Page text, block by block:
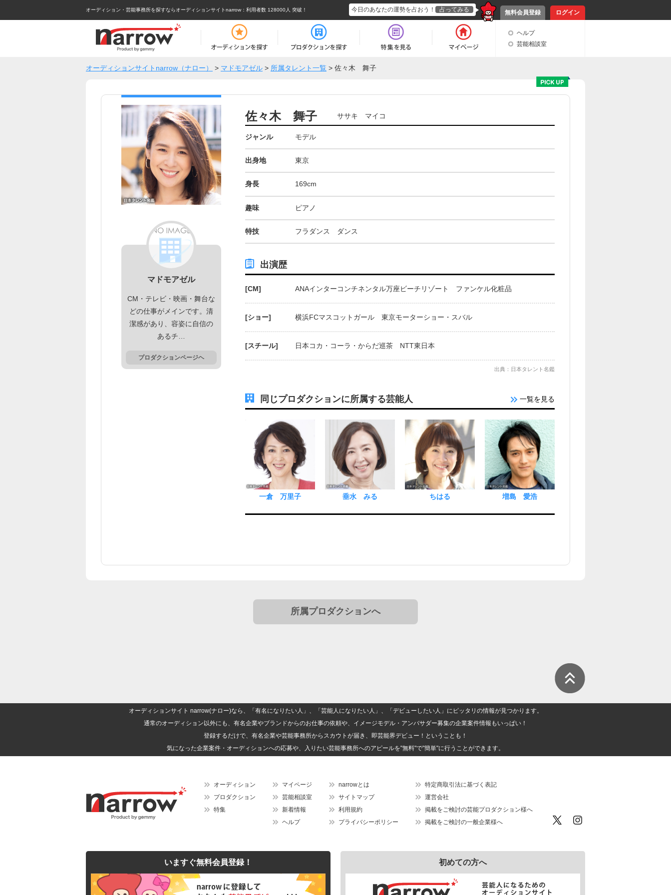
オーディション・芸能事務所を探すならオーディションサイトnarrow ：利用者数 128000人 突破！ 無料会員登録 ログイン
今日のあなたの運勢を占おう！ 占ってみる
ヘルプ
芸能相談室
オーディションサイトnarrow（ナロー） > マドモアゼル > 所属タレント一覧 > 佐々木 舞子
マドモアゼル
CM・テレビ・映画・舞台な
どの仕事がメインです。清
潔感があり、容姿に自信の
あるチ…
プロダクションページヘ
佐々木 舞子 ササキ マイコ
ジャンル モデル
出身地 東京
身長 169cm
趣味 ピアノ
特技 フラダンス ダンス
出演歴
[CM] ANAインターコンチネンタル万座ビーチリゾート ファンケル化粧品
[ショー] 横浜FCマスコットガール 東京モーターショー・スバル
[スチール] 日本コカ・コーラ・からだ巡茶 NTT東日本
出典：日本タレント名鑑
同じプロダクションに所属する芸能人 一覧を見る
一倉 万里子 垂水 みる ちはる 増島 愛浩
所属プロダクションへ
オーディションサイト narrow(ナロー)なら、「有名になりたい人」、「芸能人になりたい人」、「デビューしたい人」にピッタリの情報が見つかります。
通常のオーディション以外にも、有名企業やブランドからのお仕事の依頼や、イメージモデル・アンバサダー募集の企業案件情報もいっぱい！
登録するだけで、有名企業や芸能事務所からスカウトが届き、即芸能界デビュー！ということも！
気になった企業案件・オーディションへの応募や、入りたい芸能事務所へのアピールを"無料"で"簡単"に行うことができます。
オーディション
プロダクション
特集
マイページ
芸能相談室
新着情報
ヘルプ
narrowとは
サイトマップ
利用規約
プライバシーポリシー
特定商取引法に基づく表記
運営会社
掲載をご検討の芸能プロダクション様へ
掲載をご検討の一般企業様へ
いますぐ無料会員登録！ 初めての方へ